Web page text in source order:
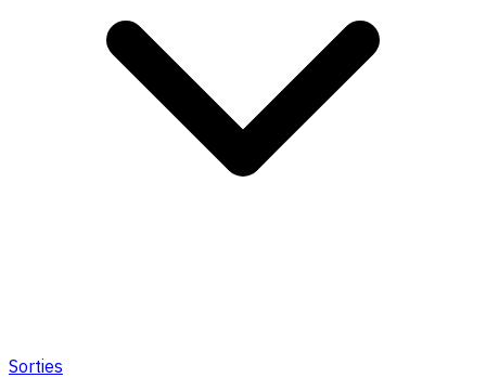
Sorties